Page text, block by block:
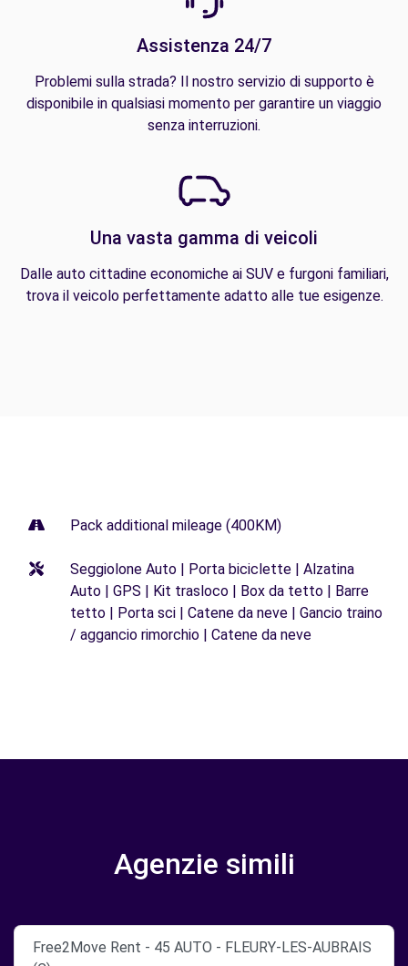
Assistenza 24/7
Problemi sulla strada? Il nostro servizio di supporto è
disponibile in qualsiasi momento per garantire un viaggio
senza interruzioni.
Una vasta gamma di veicoli
Dalle auto cittadine economiche ai SUV e furgoni familiari,
trova il veicolo perfettamente adatto alle tue esigenze.
Pack additional mileage (400KM)
Seggiolone Auto | Porta biciclette | Alzatina
Auto | GPS | Kit trasloco | Box da tetto | Barre
tetto | Porta sci | Catene da neve | Gancio traino
/ aggancio rimorchio | Catene da neve
Agenzie simili
Free2Move Rent - 45 AUTO - FLEURY-LES-AUBRAIS